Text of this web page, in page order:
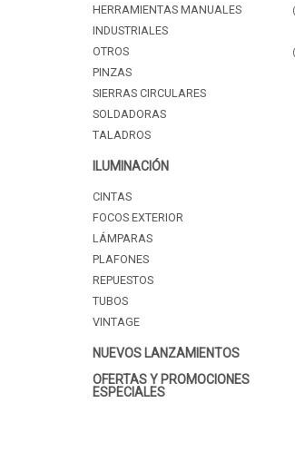
HERRAMIENTAS MANUALES
INDUSTRIALES
OTROS
PINZAS
SIERRAS CIRCULARES
SOLDADORAS
TALADROS
ILUMINACIÓN
CINTAS
FOCOS EXTERIOR
LÁMPARAS
PLAFONES
REPUESTOS
TUBOS
VINTAGE
NUEVOS LANZAMIENTOS
OFERTAS Y PROMOCIONES
ESPECIALES